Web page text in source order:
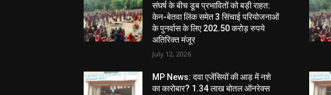
संघर्ष के बीच डूब प्रभावितों को बड़ी राहत:
केन-बेतवा लिंक समेत 3 सिंचाई परियोजनाओं
के पुनर्वास के लिए 202.50 करोड़ रुपये
अतिरिक्त मंजूर
July 12, 2026
MP News: दवा एजेंसियों की आड़ में नशे
का कारोबार? 1.34 लाख बोतल ऑनरेक्स